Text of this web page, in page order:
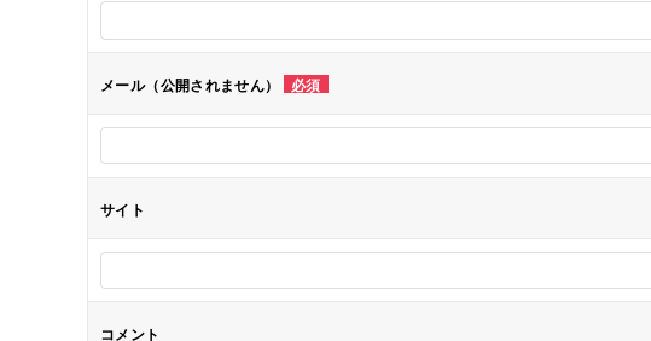
シ
ョ
メール（公開されません） 必須
サイト
コメント